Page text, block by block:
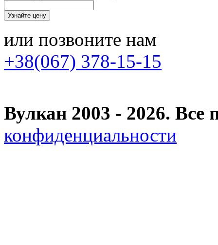
или позвоните нам
+38(067) 378-15-15
Вулкан 2003 - 2026.
конфиденциальности